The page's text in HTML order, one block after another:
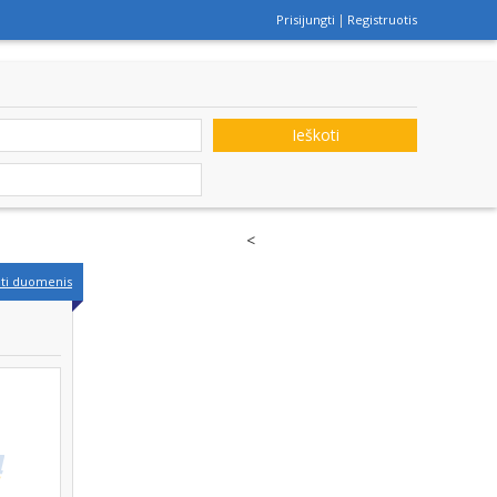
Prisijungti Registruotis
Ieškoti
duomenis
<